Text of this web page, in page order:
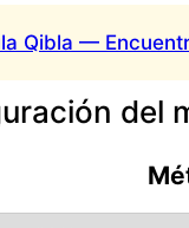
Qibla —
del